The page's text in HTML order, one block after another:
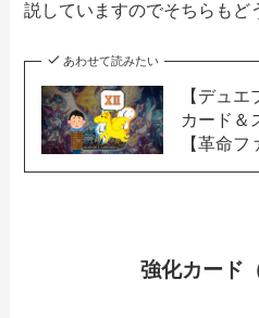
説していますのでそちらもど
あわせて読みたい
【デュ
カード＆
【革命フ
強化カード